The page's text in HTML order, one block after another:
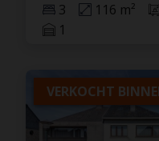
3 116 m²
1
VERKOCHT